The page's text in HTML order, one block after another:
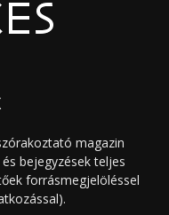
magazin
bejegyzések teljes
forrásmegjelöléssel